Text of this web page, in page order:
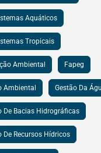
Aquáticos
Tropicais
Ambiental Fapeg
Ambiental Gestão Da
De Bacias Hidrográficas
De Recursos Hídricos